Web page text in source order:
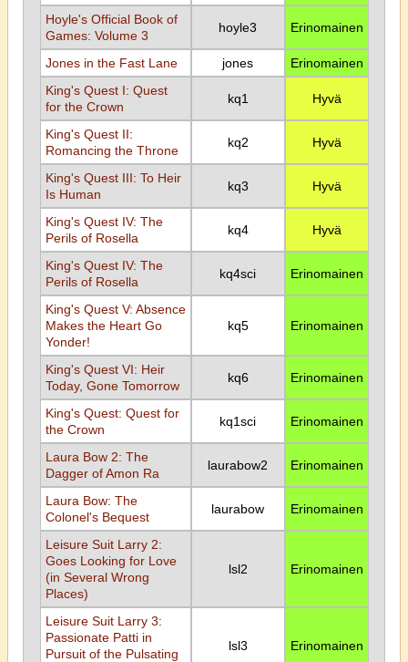
Hoyle's Official Book of
Games: Volume 3
hoyle3 Erinomainen
Jones in the Fast Lane jones
Erinomainen
King's Quest I: Quest
for the Crown
kq1 Hyvä
King's Quest II:
Romancing the Throne
kq2 Hyvä
King's Quest III: To Heir
Is Human
kq3 Hyvä
King's Quest IV: The
Perils of Rosella
kq4 Hyvä
King's Quest IV: The
Perils of Rosella
kq4sci Erinomainen
King's Quest V: Absence
Makes the Heart Go
Yonder!
kq5 Erinomainen
King's Quest VI: Heir
Today, Gone Tomorrow
kq6 Erinomainen
King's Quest: Quest for
the Crown
kq1sci Erinomainen
Laura Bow 2: The
Dagger of Amon Ra
laurabow2 Erinomainen
Laura Bow: The
Colonel's Bequest
laurabow Erinomainen
Leisure Suit Larry 2:
Goes Looking for Love
(in Several Wrong
Places)
lsl2 Erinomainen
Leisure Suit Larry 3:
Passionate Patti in
Pursuit of the Pulsating
lsl3 Erinomainen